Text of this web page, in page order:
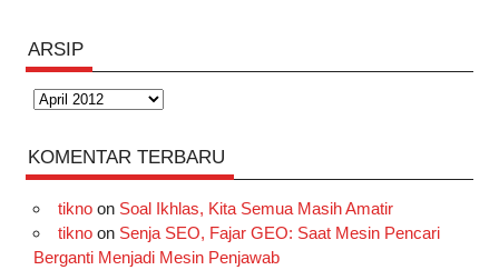
ARSIP
Arsip
KOMENTAR TERBARU
tiknoon Soal Ikhlas, Kita Semua Masih Amatir
tiknoon Senja SEO, Fajar GEO: Saat Mesin Pencari
Berganti Menjadi Mesin Penjawab